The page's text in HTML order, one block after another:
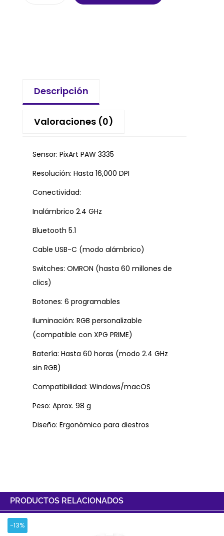
Descripción
Valoraciones (0)
Sensor: PixArt PAW 3335
Resolución: Hasta 16,000 DPI
Conectividad:
Inalámbrico 2.4 GHz
Bluetooth 5.1
Cable USB-C (modo alámbrico)
Switches: OMRON (hasta 60 millones de
clics)
Botones: 6 programables
Iluminación: RGB personalizable
(compatible con XPG PRIME)
Batería: Hasta 60 horas (modo 2.4 GHz
sin RGB)
Compatibilidad: Windows/macOS
Peso: Aprox. 98 g
Diseño: Ergonómico para diestros
PRODUCTOS RELACIONADOS
-13%